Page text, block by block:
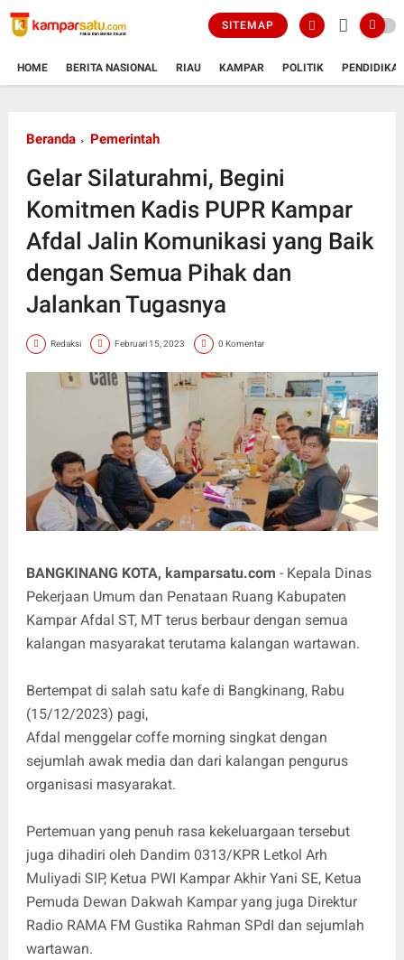
SITEMAP
HOME BERITA NASIONAL RIAU KAMPAR POLITIK
Beranda Pemerintah
Gelar Silaturahmi, Begini
Komitmen Kadis PUPR Kampar
Afdal Jalin Komunikasi yang Baik
dengan Semua Pihak dan
Jalankan Tugasnya
Redaksi Februari 15, 2023 0 Komentar
BANGKINANG KOTA, kamparsatu.com - Kepala Dinas
Pekerjaan Umum dan Penataan Ruang Kabupaten
Kampar Afdal ST, MT terus berbaur dengan semua
kalangan masyarakat terutama kalangan wartawan.
Bertempat di salah satu kafe di Bangkinang, Rabu
(15/12/2023) pagi,
Afdal menggelar coffe morning singkat dengan
sejumlah awak media dan dari kalangan pengurus
organisasi masyarakat.
Pertemuan yang penuh rasa kekeluargaan tersebut
juga dihadiri oleh Dandim 0313/KPR Letkol Arh
Muliyadi SIP, Ketua PWI Kampar Akhir Yani SE, Ketua
Pemuda Dewan Dakwah Kampar yang juga Direktur
Radio RAMA FM Gustika Rahman SPdI dan sejumlah
wartawan.